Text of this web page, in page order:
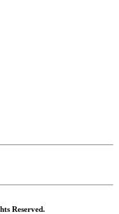
Reserved.